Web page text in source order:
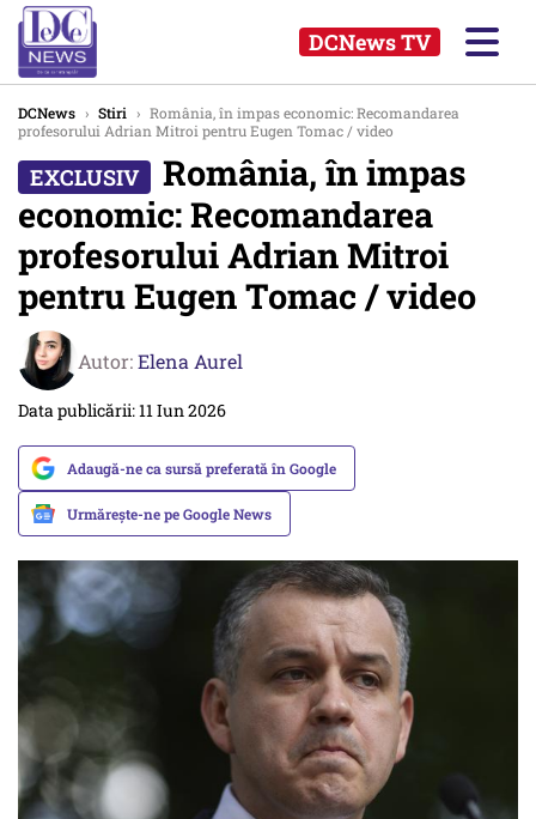
DCNews TV
DCNews › Stiri › România, în impas economic: Recomandarea
profesorului Adrian Mitroi pentru Eugen Tomac / video
România, în impas
economic: Recomandarea
profesorului Adrian Mitroi
pentru Eugen Tomac / video
Autor:Elena Aurel
Data publicării: 11 Iun 2026
Adaugă-ne ca sursă preferată în Google
Urmărește-ne pe Google News